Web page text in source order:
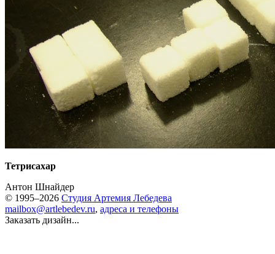
Тетрисахар
Антон Шнайдер
© 1995–2026 Студия Артемия Лебедева
mailbox@artlebedev.ru, адреса и телефоны
Заказать дизайн...